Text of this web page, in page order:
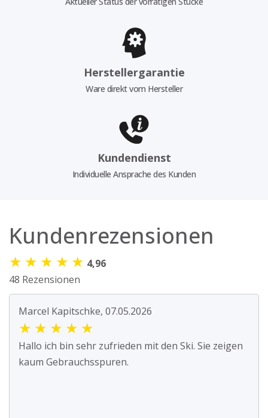
Herstellergarantie
Ware direkt vom Hersteller
Kundendienst
Individuelle Ansprache des Kunden
Kundenrezensionen
★ ★ ★ ★ ★ 4,96
48 Rezensionen
Marcel Kapitschke, 07.05.2026
★ ★ ★ ★ ★
Hallo ich bin sehr zufrieden mit den Ski. Sie zeigen
kaum Gebrauchsspuren.